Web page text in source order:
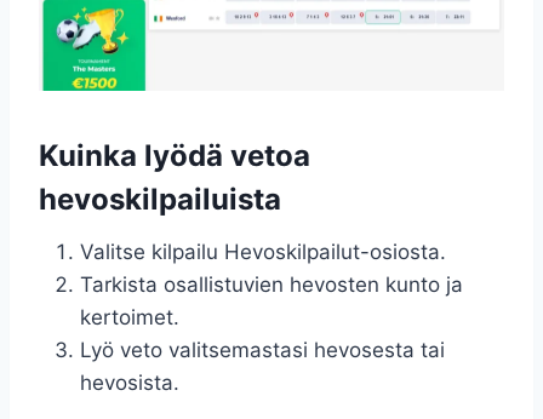
Kuinka lyödä vetoa
hevoskilpailuista
Valitse kilpailu Hevoskilpailut-osiosta.
Tarkista osallistuvien hevosten kunto ja
kertoimet.
Lyö veto valitsemastasi hevosesta tai
hevosista.